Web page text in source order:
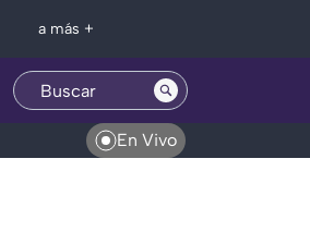
a más +
En Vivo